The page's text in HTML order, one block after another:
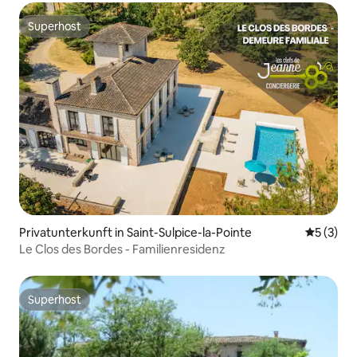
Superhost
Superhost
Privatunterkunft in Saint-Sulpice-la-Pointe
5 (3)
Le Clos des Bordes - Familienresidenz
Superhost
Superhost